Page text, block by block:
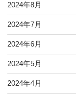
2024年8月
2024年7月
2024年6月
2024年5月
2024年4月